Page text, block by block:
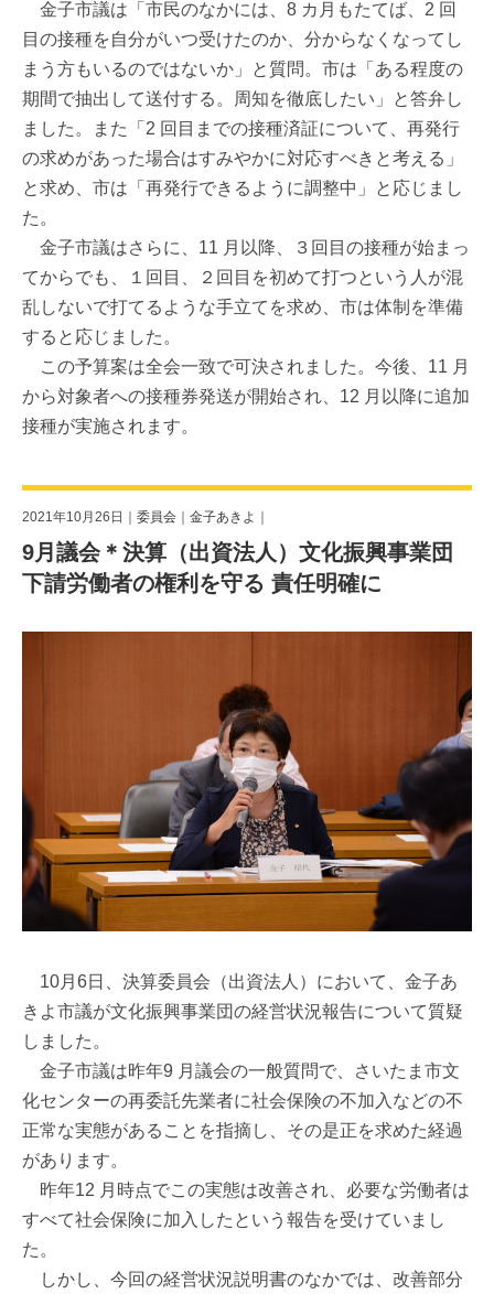
金子市議は「市民のなかには、8 カ月もたてば、2 回
目の接種を自分がいつ受けたのか、分からなくなってし
まう方もいるのではないか」と質問。市は「ある程度の
期間で抽出して送付する。周知を徹底したい」と答弁し
ました。また「2 回目までの接種済証について、再発行
の求めがあった場合はすみやかに対応すべきと考える」
と求め、市は「再発行できるように調整中」と応じまし
た。
金子市議はさらに、11 月以降、３回目の接種が始まっ
てからでも、１回目、２回目を初めて打つという人が混
乱しないで打てるような手立てを求め、市は体制を準備
すると応じました。
この予算案は全会一致で可決されました。今後、11 月
から対象者への接種券発送が開始され、12 月以降に追加
接種が実施されます。
2021年10月26日｜ 委員会 金子あきよ
9月議会＊決算（出資法人）文化振興事業団
下請労働者の権利を守る 責任明確に
10月6日、決算委員会（出資法人）において、金子あ
きよ市議が文化振興事業団の経営状況報告について質疑
しました。
金子市議は昨年9 月議会の一般質問で、さいたま市文
化センターの再委託先業者に社会保険の不加入などの不
正常な実態があることを指摘し、その是正を求めた経過
があります。
昨年12 月時点でこの実態は改善され、必要な労働者は
すべて社会保険に加入したという報告を受けていまし
た。
しかし、今回の経営状況説明書のなかでは、改善部分